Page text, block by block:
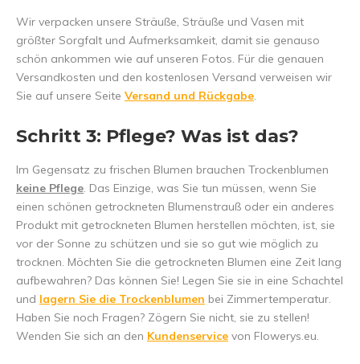
Wir verpacken unsere Sträuße, Sträuße und Vasen mit
größter Sorgfalt und Aufmerksamkeit, damit sie genauso
schön ankommen wie auf unseren Fotos. Für die genauen
Versandkosten und den kostenlosen Versand verweisen wir
Sie auf unsere Seite Versand und Rückgabe.
Schritt 3: Pflege? Was ist das?
Im Gegensatz zu frischen Blumen brauchen Trockenblumen
keine Pflege. Das Einzige, was Sie tun müssen, wenn Sie
einen schönen getrockneten Blumenstrauß oder ein anderes
Produkt mit getrockneten Blumen herstellen möchten, ist, sie
vor der Sonne zu schützen und sie so gut wie möglich zu
trocknen. Möchten Sie die getrockneten Blumen eine Zeit lang
aufbewahren? Das können Sie! Legen Sie sie in eine Schachtel
und lagern Sie die Trockenblumen bei Zimmertemperatur.
Haben Sie noch Fragen? Zögern Sie nicht, sie zu stellen!
Wenden Sie sich an den Kundenservice von Flowerys.eu.